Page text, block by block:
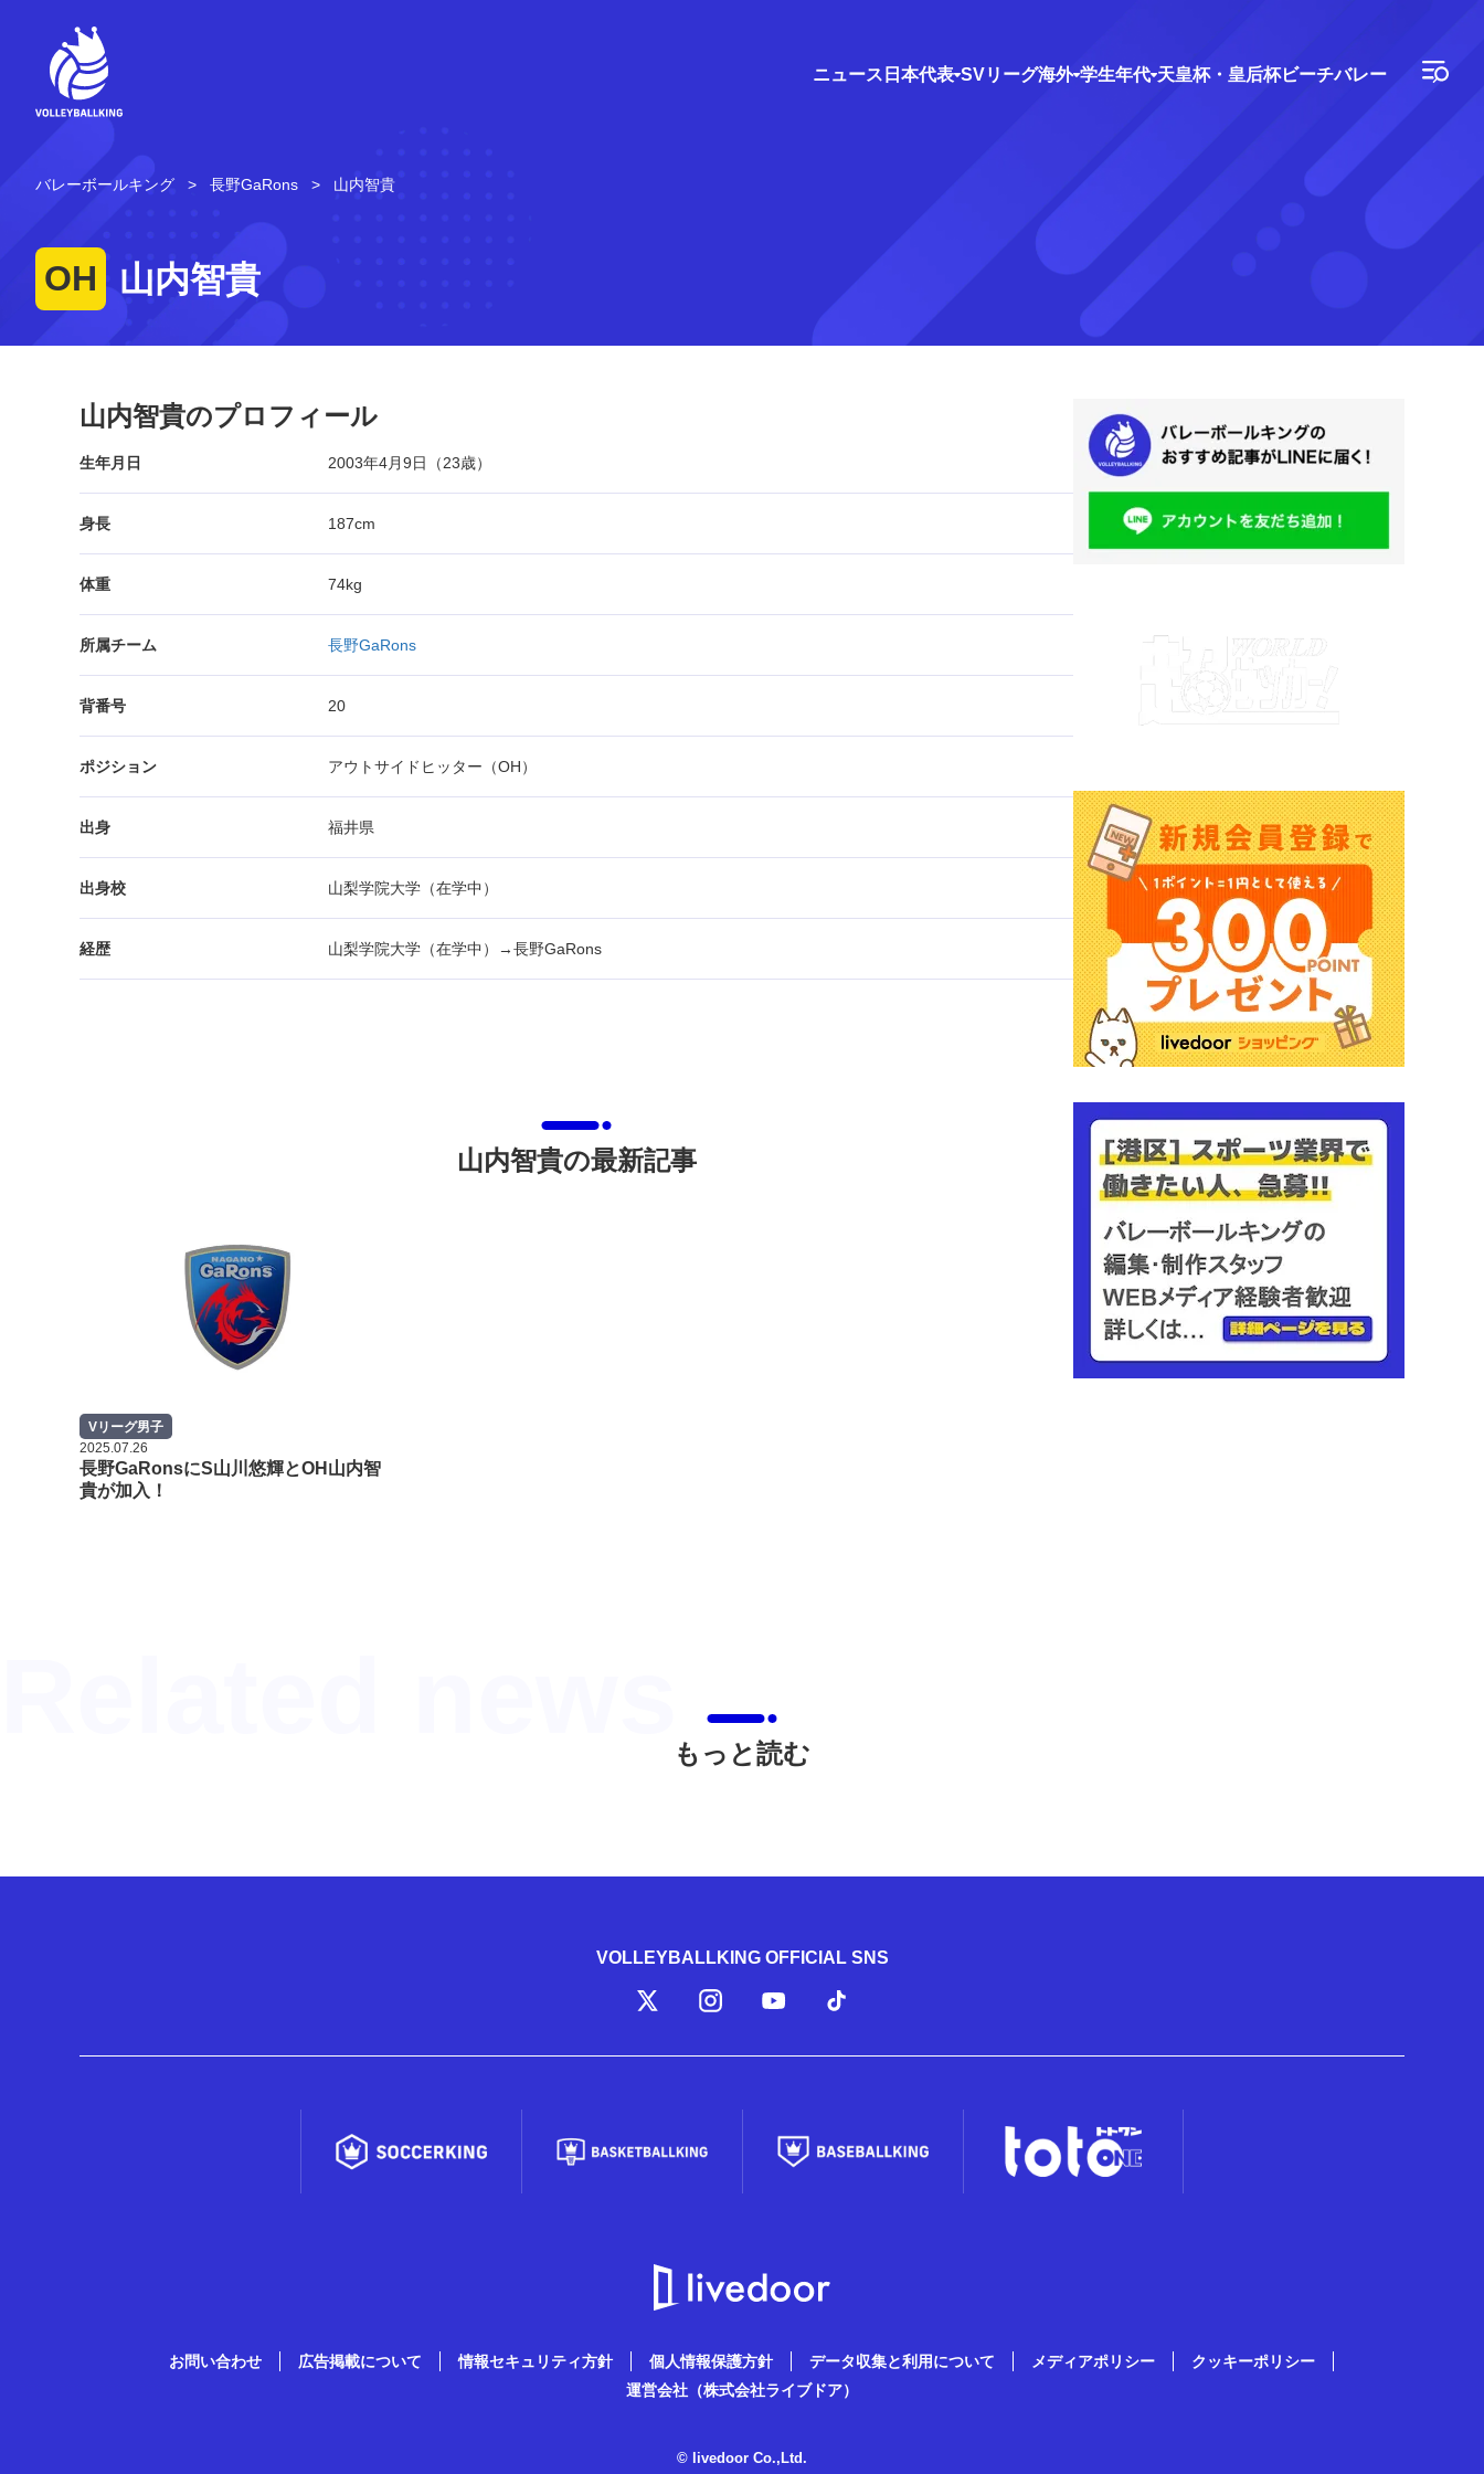
ニュース 日本代表 SVリーグ海外 学生年代 天皇杯・皇后杯ビーチバレー
バレーボールキング 長野GaRons 山内智貴
OH 山内智貴
山内智貴のプロフィール
生年月日 2003年4月9日（23歳）
身長 187cm
体重 74kg
所属チーム 長野GaRons
背番号 20
ポジション アウトサイドヒッター（OH）
出身 福井県
出身校 山梨学院大学（在学中）
経歴 山梨学院大学（在学中）→長野GaRons
山内智貴の最新記事
Vリーグ男子
2025.07.26
長野GaRonsにS山川悠輝とOH山内智
貴が加入！
もっと読む
VOLLEYBALLKING OFFICIAL SNS
お問い合わせ 広告掲載について 情報セキュリティ方針 個人情報保護方針 データ収集と利用について メディアポリシー
クッキーポリシー
運営会社（株式会社ライブドア）
© livedoor Co.,Ltd.